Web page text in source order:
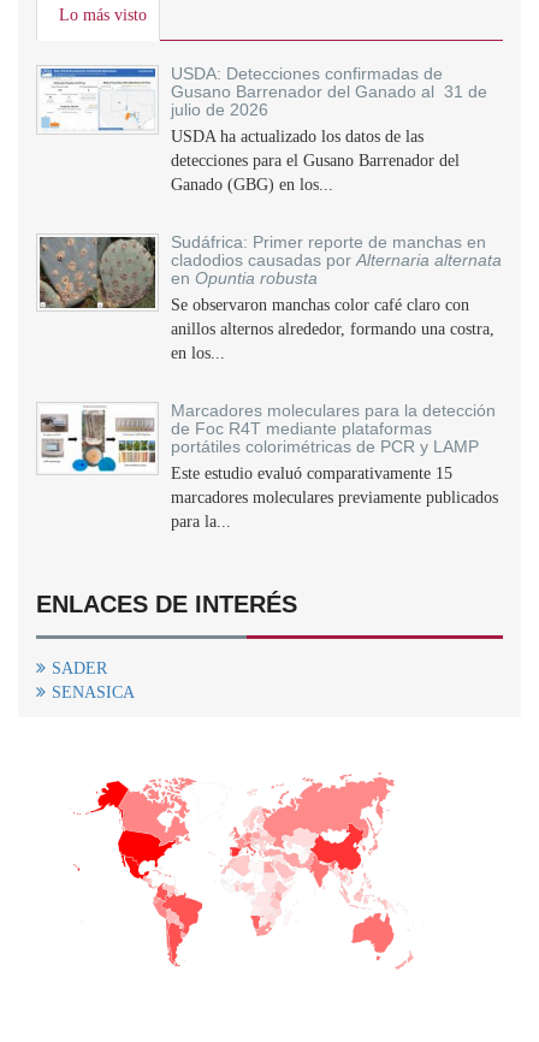
Lo más visto
USDA: Detecciones confirmadas de
Gusano Barrenador del Ganado al 31 de
julio de 2026
USDA ha actualizado los datos de las
detecciones para el Gusano Barrenador del
Ganado (GBG) en los...
Sudáfrica: Primer reporte de manchas en
cladodios causadas por Alternaria alternata
en Opuntia robusta
Se observaron manchas color café claro con
anillos alternos alrededor, formando una costra,
en los...
Marcadores moleculares para la detección
de Foc R4T mediante plataformas
portátiles colorimétricas de PCR y LAMP
Este estudio evaluó comparativamente 15
marcadores moleculares previamente publicados
para la...
ENLACES DE INTERÉS
SADER
SENASICA